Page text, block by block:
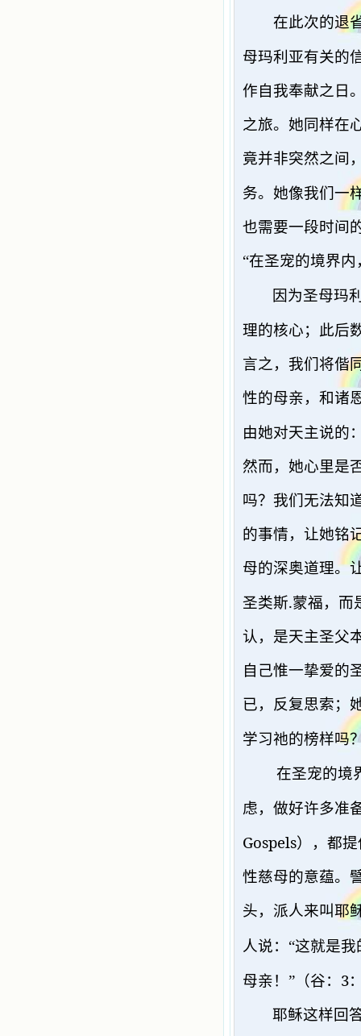
在此次的退
母玛利亚有关的
作自我奉献之日
之旅。她同样在
竟并非突然之间
务。她像我们一
也需要一段时间
“在圣宠的境界
因为圣母玛
理的核心；此后
言之，我们将偕
性的母亲，和诸
由她对天主说的
然而，她心里是
吗？我们无法知
的事情，让她铭
母的深奥道理。
圣类斯.蒙福，而
认，是天主圣父
自己惟一挚爱的
已，反复思索；
学习祂的榜样吗
在圣宠的境
虑，做好许多准
Gospels），都
性慈母的意蕴。
头，派人来叫耶
人说：“这就是我
母亲！ ”（谷： 3
耶稣这样回